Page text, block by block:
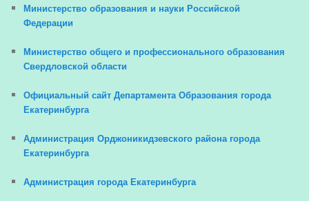
Министерство образования и науки Российской
Федерации
Министерство общего и профессионального образования
Свердловской области
Официальный сайт Департамента Образования города
Екатеринбурга
Администрация Орджоникидзевского района города
Екатеринбурга
Администрация города Екатеринбурга